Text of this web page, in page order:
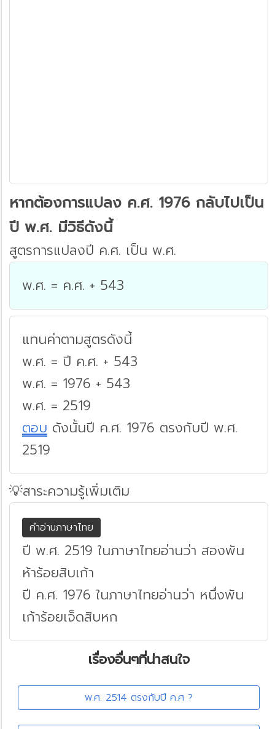
หากต้องการแปลง ค.ศ. 1976 กลับไปเป็น
ปี พ.ศ. มีวิธีดังนี้
สูตรการแปลงปี ค.ศ. เป็น พ.ศ.
พ.ศ. = ค.ศ. + 543
แทนค่าตามสูตรดังนี้
พ.ศ. = ปี ค.ศ. + 543
พ.ศ. = 1976 + 543
พ.ศ. = 2519
ตอบ ดังนั้นปี ค.ศ. 1976 ตรงกับปี พ.ศ.
2519
💡สาระความรู้เพิ่มเติม
คำอ่านภาษาไทย
ปี พ.ศ. 2519 ในภาษาไทยอ่านว่า สองพัน
ห้าร้อยสิบเก้า
ปี ค.ศ. 1976 ในภาษาไทยอ่านว่า หนึ่งพัน
เก้าร้อยเจ็ดสิบหก
เรื่องอื่นๆที่น่าสนใจ
พ.ศ. 2514 ตรงกับปี ค.ศ ?